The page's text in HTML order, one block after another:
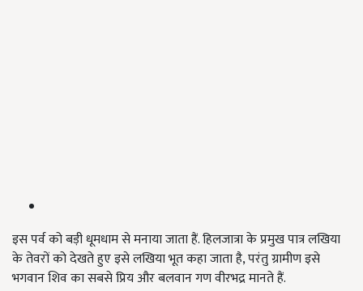
इस पर्व को बड़ी धूमधाम से मनाया जाता हैं. हिलजात्रा के प्रमुख पात्र लखिया
के तेवरों को देखते हुए इसे लखिया भूत कहा जाता है, परंतु ग्रामीण इसे
भगवान शिव का सबसे प्रिय और बलवान गण वीरभद्र मानते हैं.